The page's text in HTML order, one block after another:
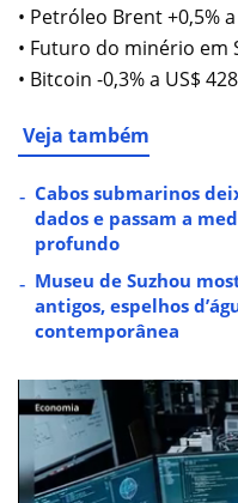
• Petróleo Brent +0,5%
• Futuro do minério em
• Bitcoin -0,3% a US$
Veja também
Cabos submarinos
dados e passam a
profundo
Museu de Suzhou
antigos, espelhos
contemporânea